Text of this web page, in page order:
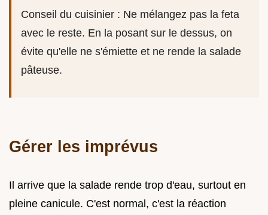
Conseil du cuisinier : Ne mélangez pas la feta
avec le reste. En la posant sur le dessus, on
évite qu'elle ne s'émiette et ne rende la salade
pâteuse.
Gérer les imprévus
Il arrive que la salade rende trop d'eau, surtout en
pleine canicule. C'est normal, c'est la réaction